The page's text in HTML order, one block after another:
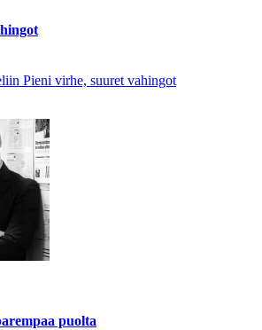
Pieni virhe, suuret vahingot
puolta